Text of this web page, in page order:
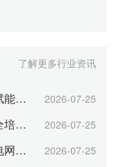
了解更多行业资讯
上海申漫科技：电池产线三维动画赋能产业招商 2026-07-25
上海申漫矿山设备三维动画助力安全培训与智能展示 2026-07-25
三维动画公司申漫科技，助力国家电网数字化运维可视化 2026-07-25